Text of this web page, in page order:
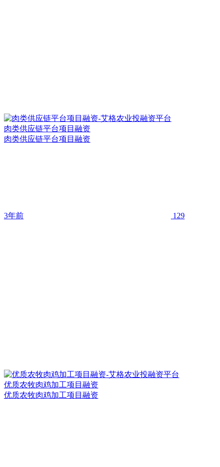
肉类供应链平台项目融资
肉类供应链平台项目融资
3年前 129
优质农牧肉鸡加工项目融资
优质农牧肉鸡加工项目融资